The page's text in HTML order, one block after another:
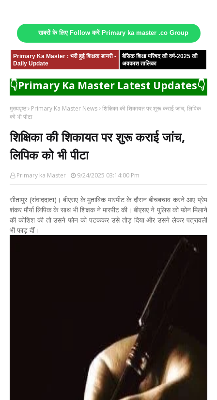
खबरों के लिए Follow करें Primary ka master .co Group
Primary Ka Master : भरी हुई शिक्षक डायरी -
Daily Update
बेसिक शिक्षा परिषद की वर्ष-2025 की
अवकाश तालिका
👇Primary Ka Master Latest Updates👇
मुख्यपृष्ठ Primary Ka Master News शिक्षिका की शिकायत पर शुरू कराई जांच, लिपिक
को भी पीटा
शिक्षिका की शिकायत पर शुरू कराई जांच,
लिपिक को भी पीटा
Primary ka Master 9/24/2025 03:14:00 Pm
सीतापुर (संवाददाता)। बीएसए के मुताबिक मारपीट के दौरान बीचबचाव करने आए प्रेम
शंकर मौर्या लिपिक के साथ भी शिक्षक ने मारपीट की। बीएसए ने पुलिस को फोन मिलाने
की कोशिश की तो उसने फोन को पटककर उसे तोड़ दिया और उसने लेकर पत्रावली
भी फाड़ दीं।